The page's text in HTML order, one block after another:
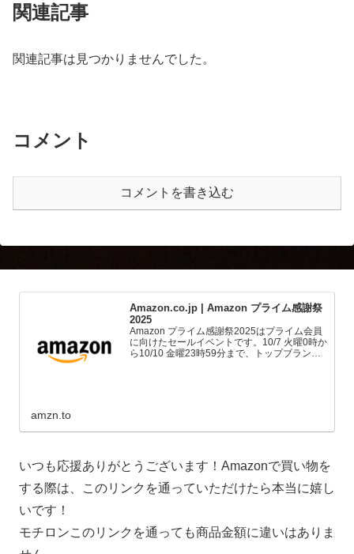
関連記事
関連記事は見つかりませんでした。
コメント
コメントを書き込む
Amazon.co.jp | Amazon プライム感謝祭
2025
Amazon プライム感謝祭2025はプライム会員
に向けたセールイベントです。10/7 火曜0時か
ら10/10 金曜23時59分まで、トップブランド
amzn.to
いつも応援ありがとうございます！Amazonで買い物を
する際は、このリンクを通っていただけたら本当に嬉し
いです！
モチロンこのリンクを通っても商品金額に違いはありま